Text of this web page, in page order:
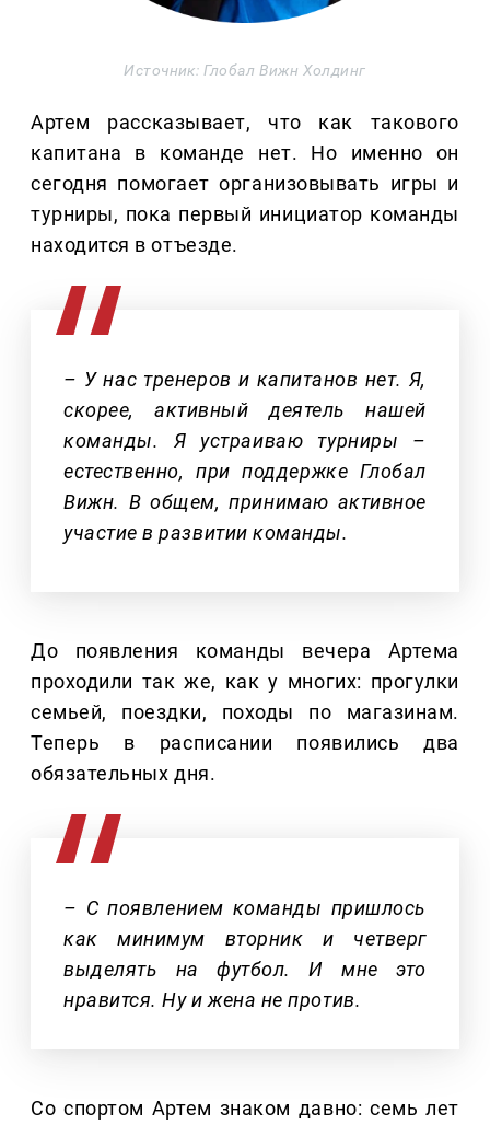
Источник: Глобал Вижн Холдинг
Артем рассказывает, что как такового
капитана в команде нет. Но именно он
сегодня помогает организовывать игры и
турниры, пока первый инициатор команды
находится в отъезде.
– У нас тренеров и капитанов нет. Я,
скорее, активный деятель нашей
команды. Я устраиваю турниры –
естественно, при поддержке Глобал
Вижн. В общем, принимаю активное
участие в развитии команды.
До появления команды вечера Артема
проходили так же, как у многих: прогулки
семьей, поездки, походы по магазинам.
Теперь в расписании появились два
обязательных дня.
– С появлением команды пришлось
как минимум вторник и четверг
выделять на футбол. И мне это
нравится. Ну и жена не против.
Со спортом Артем знаком давно: семь лет